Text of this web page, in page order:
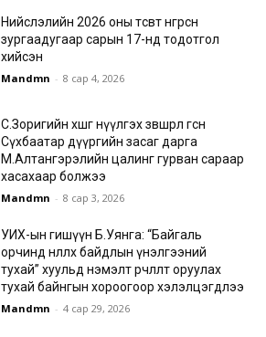
Нийслэлийн 2026 оны төсөвт өнгөрсөн
зургаадугаар сарын 17-нд тодотгол
хийсэн
Mandmn - 8 сар 4, 2026
С.Зоригийн хөшөөг нүүлгэх зөвшөөрөл өгсөн
Сүхбаатар дүүргийн засаг дарга
М.Алтангэрэлийн цалинг гурван сараар
хасахаар болжээ
Mandmn - 8 сар 3, 2026
УИХ-ын гишүүн Б.Уянга: “Байгаль
орчинд нөлөөлөх байдлын үнэлгээний
тухай” хуульд нэмэлт өөрчлөлт оруулах
тухай байнгын хороогоор хэлэлцэгдлээ
Mandmn - 4 сар 29, 2026